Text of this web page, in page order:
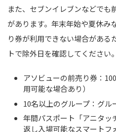
また、セブンイレブンなどでも
があります。年末年始や夏休み
り券が利用できない場合がある
トで除外日を確認してください。
アソビューの前売り券：
用可能な場合あり）
10名以上のグループ：グル
年間パスポート「アニタッ
返し入場可能なスマートフ